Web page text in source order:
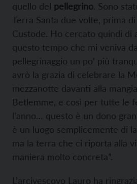
quello del pellegrino. Sono
Terra Santa due volte, prima
Custode. Ho cercato quindi di
questo tempo che mi veniva
pellegrinaggio un po’ più
avrò la grazia di celebrare la
mezzanotte davanti alla
Betlemme, e così per tutte le
l’anno… questo è un dono
è un luogo semplicemente di
ma la terra che ci riporta alla
maniera molto concreta”.
L’arcivescovo Lauro ha